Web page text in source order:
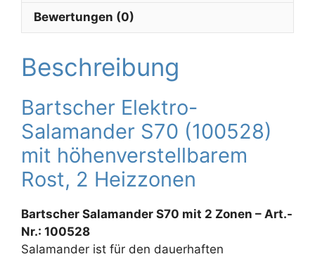
Bewertungen (0)
Beschreibung
Bartscher Elektro-
Salamander S70 (100528)
mit höhenverstellbarem
Rost, 2 Heizzonen
Bartscher Salamander S70 mit 2 Zonen – Art.-
Nr.: 100528
Salamander ist für den dauerhaften